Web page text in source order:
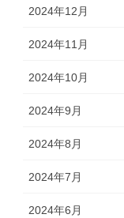
2024年12月
2024年11月
2024年10月
2024年9月
2024年8月
2024年7月
2024年6月